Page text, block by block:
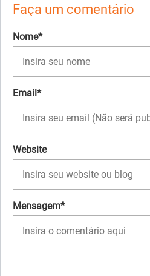
Faça um comentário
Nome*
Email*
Website
Mensagem*